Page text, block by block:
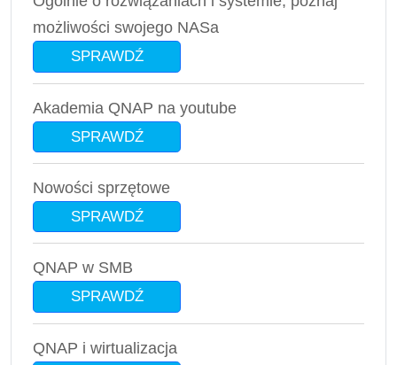
możliwości swojego NASa
SPRAWDŹ
Akademia QNAP na youtube
SPRAWDŹ
Nowości sprzętowe
SPRAWDŹ
QNAP w SMB
SPRAWDŹ
QNAP i wirtualizacja